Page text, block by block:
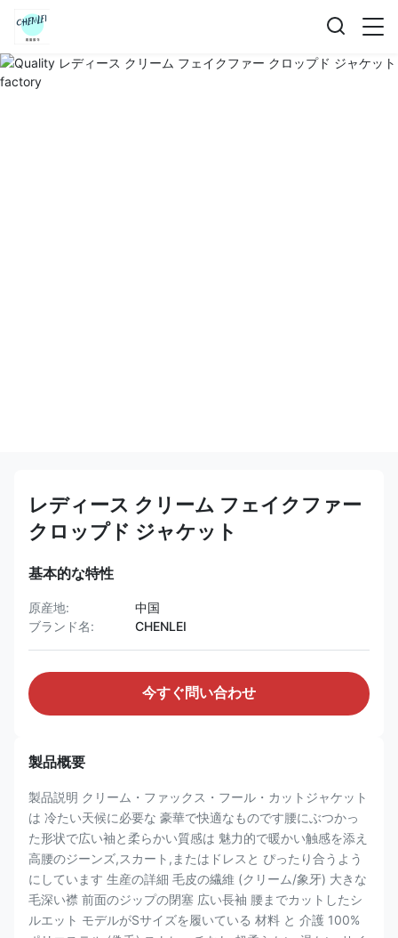
レディース クリーム フェイクファー
クロップド ジャケット
基本的な特性
原産地:
中国
ブランド名:
CHENLEI
今すぐ問い合わせ
製品概要
製品説明 クリーム・ファックス・フール・カットジャケット
は 冷たい天候に必要な 豪華で快適なものです腰にぶつかっ
た形状で広い袖と柔らかい質感は 魅力的で暖かい触感を添え
高腰のジーンズ,スカート,またはドレスと ぴったり合うよう
にしています 生産の詳細 毛皮の繊維 (クリーム/象牙) 大きな
毛深い襟 前面のジップの閉塞 広い長袖 腰までカットしたシ
ルエット モデルがSサイズを履いている 材料 と 介護 100%